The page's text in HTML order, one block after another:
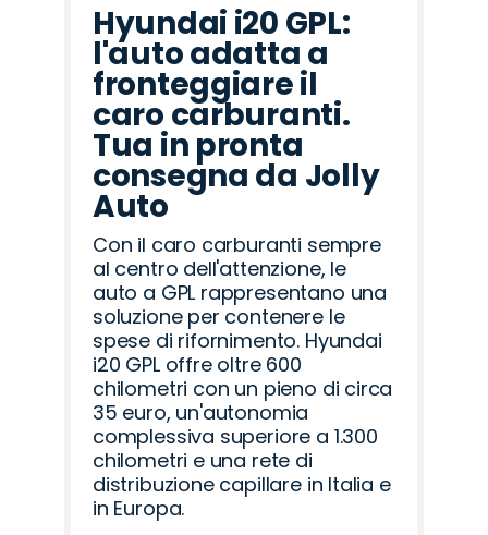
Hyundai i20 GPL:
l'auto adatta a
fronteggiare il
caro carburanti.
Tua in pronta
consegna da Jolly
Auto
Con il caro carburanti sempre
al centro dell'attenzione, le
auto a GPL rappresentano una
soluzione per contenere le
spese di rifornimento. Hyundai
i20 GPL offre oltre 600
chilometri con un pieno di circa
35 euro, un'autonomia
complessiva superiore a 1.300
chilometri e una rete di
distribuzione capillare in Italia e
in Europa.